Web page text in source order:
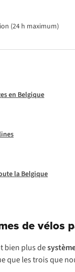
(24 h maximum)
en Belgique
la Belgique
de vélos
bien plus de
que les trois que